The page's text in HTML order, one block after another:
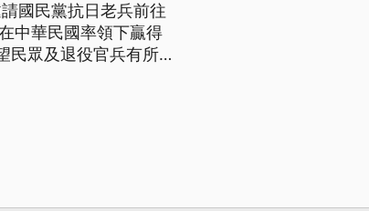
國民黨抗日老兵前往
中華民國率領下贏得
民眾及退役官兵有所警